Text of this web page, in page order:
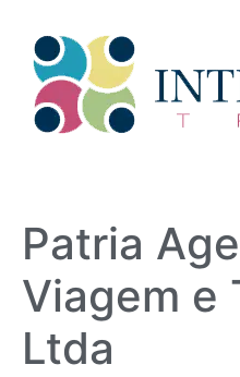
Patria
Viagem e
Ltda